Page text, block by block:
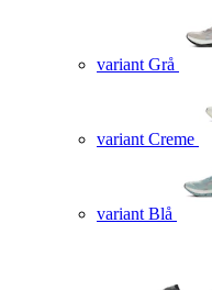
variant Grå
variant Creme
variant Blå